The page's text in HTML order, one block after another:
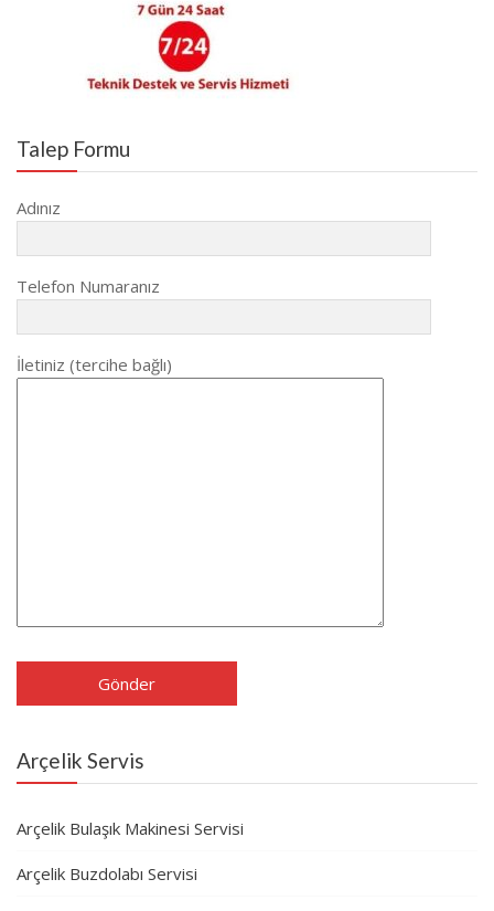
Talep Formu
Adınız
Telefon Numaranız
İletiniz (tercihe bağlı)
Arçelik Servis
Arçelik Bulaşık Makinesi Servisi
Arçelik Buzdolabı Servisi